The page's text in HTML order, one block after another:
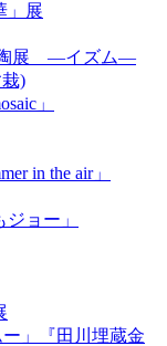
」展
陶展 ―イズム―
)
」
in the air」
ョー」
ー」『田川埋蔵金